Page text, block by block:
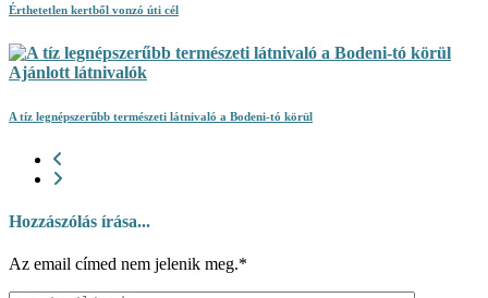
Érthetetlen kertből vonzó úti cél
Ajánlott látnivalók
A tíz legnépszerűbb természeti látnivaló a Bodeni-tó körül
Hozzászólás írása...
Az email címed nem jelenik meg.*